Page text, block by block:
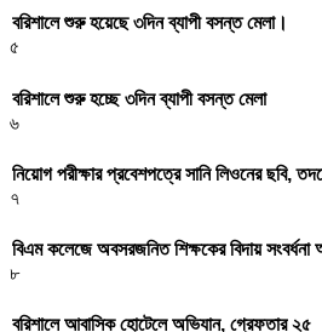
বরিশালে শুরু হয়েছে ৩দিন ব্যাপী বসন্ত মেলা।
৫
বরিশালে শুরু হচ্ছে ৩দিন ব্যাপী বসন্ত মেলা
৬
নিয়োগ পরীক্ষার প্রবেশপত্রে সানি লিওনের ছবি,
৭
বিএম কলেজে অবসরজনিত শিক্ষকের বিদায় সংবর্ধনা
৮
বরিশালে আবাসিক হোটেলে অভিযান, গ্রেফতার ২৫